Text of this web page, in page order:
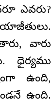
ఎవరు?
వారు
ధైర్యము
ఉంది,
ఉంది.